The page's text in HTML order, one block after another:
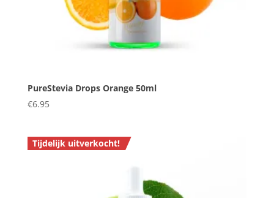
PureStevia Drops Orange 50ml
€6.95
Tijdelijk uitverkocht!